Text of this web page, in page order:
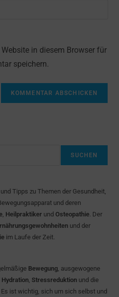
in diesem Browser für
speichern.
SUCHEN
Tipps zu Themen der Gesundheit,
und deren
Heilpraktiker und Osteopathie . Der
und der
im Laufe der Zeit.
Bewegung , ausgewogene
Hydration ,Stressreduktion und die
. Es ist wichtig, sich um sich selbst und